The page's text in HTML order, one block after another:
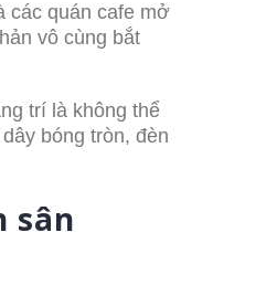
các quán cafe mở
vô cùng bắt
trí là không thể
bóng tròn, đèn
sân